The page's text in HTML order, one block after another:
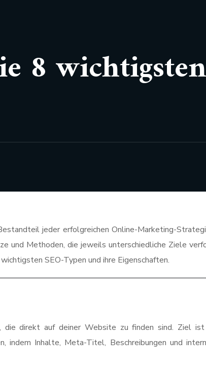
8
jeder erfolgreichen Online-Marketing-
und Methoden, die jeweils unterschiedliche Ziele
SEO-Typen und ihre Eigenschaften.
die direkt auf deiner Website zu finden sind. Ziel
indem Inhalte, Meta-Titel, Beschreibungen und